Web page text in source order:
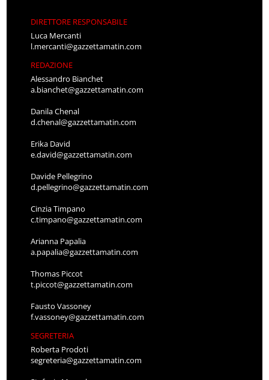
DIRETTORE RESPONSABILE
Luca Mercanti
l.mercanti@gazzettamatin.com
REDAZIONE
Alessandro Bianchet
a.bianchet@gazzettamatin.com
Danila Chenal
d.chenal@gazzettamatin.com
Erika David
e.david@gazzettamatin.com
Davide Pellegrino
d.pellegrino@gazzettamatin.com
Cinzia Timpano
c.timpano@gazzettamatin.com
Arianna Papalia
a.papalia@gazzettamatin.com
Thomas Piccot
t.piccot@gazzettamatin.com
Fausto Vassoney
f.vassoney@gazzettamatin.com
SEGRETERIA
Roberta Prodoti
segreteria@gazzettamatin.com